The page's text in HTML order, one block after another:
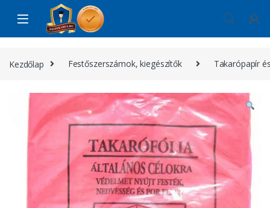
Skip to navigation
Skip to content
Kezdőlap Festőszerszámok, kiegészítők Takarópapír